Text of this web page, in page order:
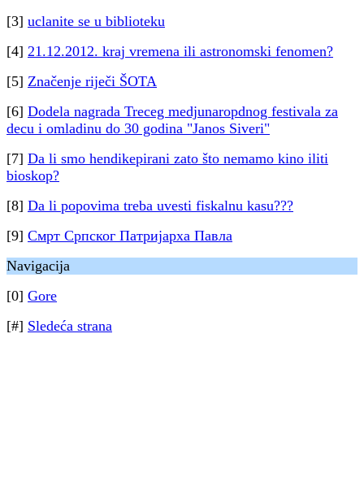
[3] uclanite se u biblioteku
[4] 21.12.2012. kraj vremena ili astronomski fenomen?
[5] Značenje riječi ŠOTA
[6] Dodela nagrada Treceg medjunaropdnog festivala za
decu i omladinu do 30 godina "Janos Siveri"
[7] Da li smo hendikepirani zato što nemamo kino iliti
bioskop?
[8] Da li popovima treba uvesti fiskalnu kasu???
[9] Смрт Српског Патријарха Павла
Navigacija
[0] Gore
[#] Sledeća strana